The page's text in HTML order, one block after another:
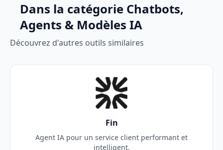
Dans la catégorie Chatbots,
Agents & Modèles IA
Découvrez d'autres outils similaires
Fin
Agent IA pour un service client performant et
intelligent.